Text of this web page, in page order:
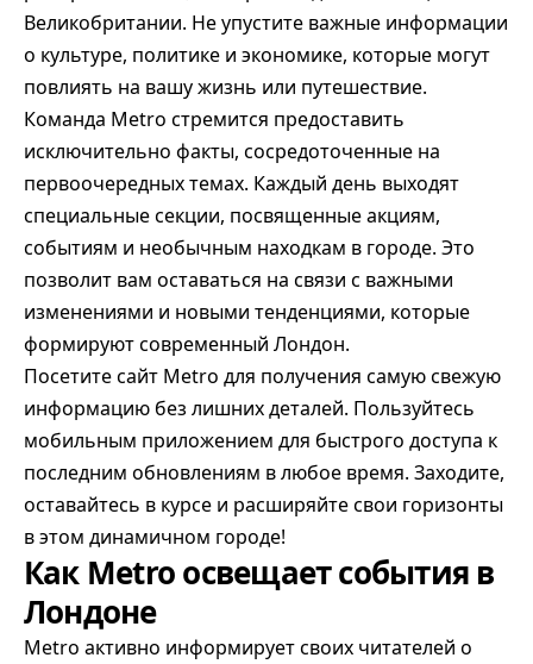
Великобритании. Не упустите важные информации
о культуре, политике и экономике, которые могут
повлиять на вашу жизнь или путешествие.
Команда Metro стремится предоставить
исключительно факты, сосредоточенные на
первоочередных темах. Каждый день выходят
специальные секции, посвященные акциям,
событиям и необычным находкам в городе. Это
позволит вам оставаться на связи с важными
изменениями и новыми тенденциями, которые
формируют современный Лондон.
Посетите сайт Metro для получения самую свежую
информацию без лишних деталей. Пользуйтесь
мобильным приложением для быстрого доступа к
последним обновлениям в любое время. Заходите,
оставайтесь в курсе и расширяйте свои горизонты
в этом динамичном городе!
Как Metro освещает события в
Лондоне
Metro активно информирует своих читателей о